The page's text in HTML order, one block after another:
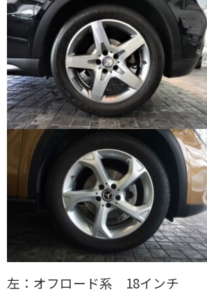
左：オフロード系 18インチ